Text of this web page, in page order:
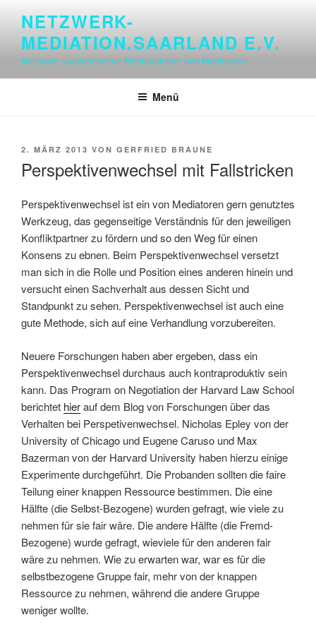
springen
NETZWERK-
MEDIATION.SAARLAND E.V.
Netzwerk saarländischer Mediatorinnen und Mediatoren
Menü
VERÖFFENTLICHT
2. MÄRZ 2013 VON GERFRIED BRAUNE
Perspektivenwechsel mit Fallstricken
Perspektivenwechsel ist ein von Mediatoren gern genutztes
Werkzeug, das gegenseitige Verständnis für den jeweiligen
Konfliktpartner zu fördern und so den Weg für einen
Konsens zu ebnen. Beim Perspektivenwechsel versetzt
man sich in die Rolle und Position eines anderen hinein und
versucht einen Sachverhalt aus dessen Sicht und
Standpunkt zu sehen. Perspektivenwechsel ist auch eine
gute Methode, sich auf eine Verhandlung vorzubereiten.
Neuere Forschungen haben aber ergeben, dass ein
Perspektivenwechsel durchaus auch kontraproduktiv sein
kann. Das Program on Negotiation der Harvard Law School
berichtet hierauf dem Blog von Forschungen über das
Verhalten bei Perspetivenwechsel. Nicholas Epley von der
University of Chicago und Eugene Caruso und Max
Bazerman von der Harvard University haben hierzu einige
Experimente durchgeführt. Die Probanden sollten die faire
Teilung einer knappen Ressource bestimmen. Die eine
Hälfte (die Selbst-Bezogene) wurden gefragt, wie viele zu
nehmen für sie fair wäre. Die andere Hälfte (die Fremd-
Bezogene) wurde gefragt, wieviele für den anderen fair
wäre zu nehmen. Wie zu erwarten war, war es für die
selbstbezogene Gruppe fair, mehr von der knappen
Ressource zu nehmen, während die andere Gruppe
weniger wollte.